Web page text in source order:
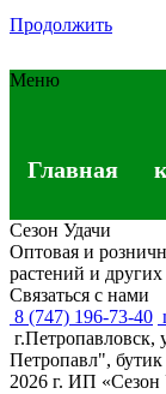
Продолжить
Меню
Главная
Сезон Удачи
Оптовая и
растений и
Связаться с нами
8 (747) 196-73-40
Петропавл",
2026 г. ИП «Сезон